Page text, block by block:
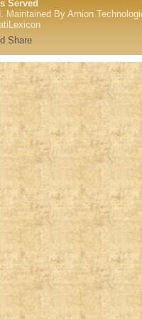
Served
Maintained By Arnion